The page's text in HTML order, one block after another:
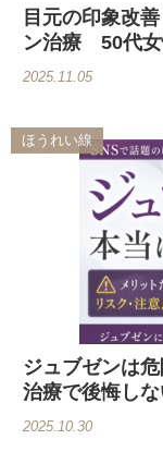
目元の印象改
ン治療 50代
2025.11.05
ほうれい線
ジュブゼンは
治療で後悔し
2025.10.30